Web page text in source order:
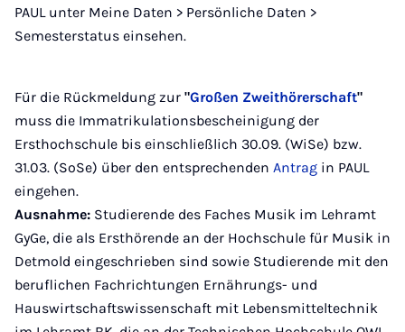
PAUL unter Meine Daten > Persönliche Daten >
Semesterstatus einsehen.
Für die Rückmeldung zur "Großen Zweithörerschaft"
muss die Immatrikulationsbescheinigung der
Ersthochschule bis einschließlich 30.09. (WiSe) bzw.
31.03. (SoSe) über den entsprechenden Antrag in PAUL
eingehen.
Ausnahme: Studierende des Faches Musik im Lehramt
GyGe, die als Ersthörende an der Hochschule für Musik in
Detmold eingeschrieben sind sowie Studierende mit den
beruflichen Fachrichtungen Ernährungs- und
Hauswirtschaftswissenschaft mit Lebensmitteltechnik